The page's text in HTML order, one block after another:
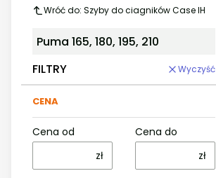
Wróć do: Szyby do ciagników Case IH
Puma 165, 180, 195, 210
FILTRY
Wyczyść
CENA
Cena od
zł
Cena do
zł